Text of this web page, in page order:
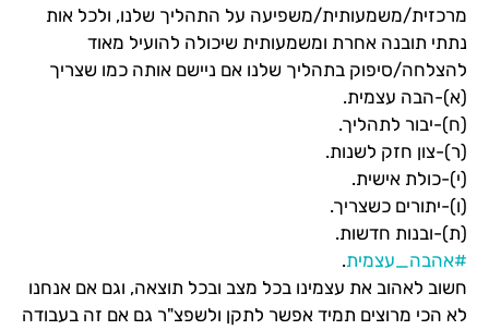
מרכזית/משמעותית/משפיעה על התהליך שלנו, ולכל אות
נתתי תובנה אחרת ומשמעותית שיכולה להועיל מאוד
להצלחה/סיפוק בתהליך שלנו אם ניישם אותה כמו שצריך
(א)-הבה עצמית.
(ח)-יבור לתהליך.
(ר)-צון חזק לשנות.
(י)-כולת אישית.
(ו)-יתורים כשצריך.
(ת)-ובנות חדשות.
#אהבה_עצמית.
חשוב לאהוב את עצמינו בכל מצב ובכל תוצאה, וגם אם אנחנו
לא הכי מרוצים תמיד אפשר לתקן ולשפצ"ר גם אם זה בעבודה